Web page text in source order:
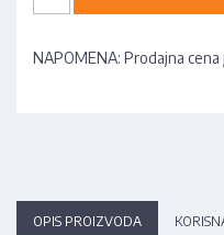
NAPOMENA: Prodajna
OPIS PROIZVODA